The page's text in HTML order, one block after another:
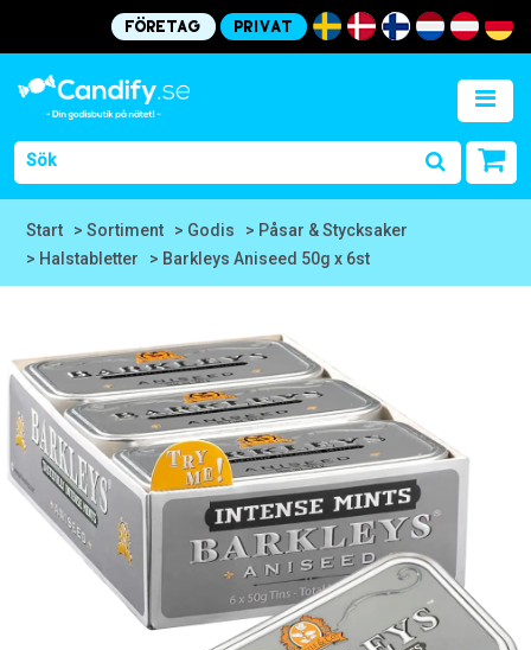
Företag Privat
Start > Sortiment > Godis
> Påsar & Stycksaker
> Halstabletter
> Barkleys Aniseed 50g x 6st